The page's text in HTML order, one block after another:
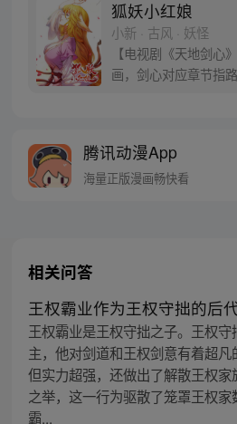
狐妖小红娘
小新 · 古风 · 妖怪
【电视剧《天地剑心
画，剑心对应章节指
腾讯动漫App
海量正版漫画畅快看
相关问答
王权霸业作为王权守拙的后
王权霸业是王权守拙之子。王权
主，他对剑道和王权剑意有着超凡
但实力超强，还做出了解散王权家
之举，这一行为驱散了笼罩王权
霸...